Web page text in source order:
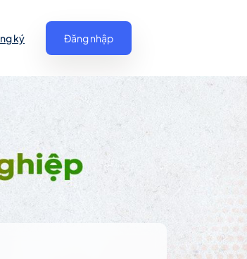
ký Đăng nhập